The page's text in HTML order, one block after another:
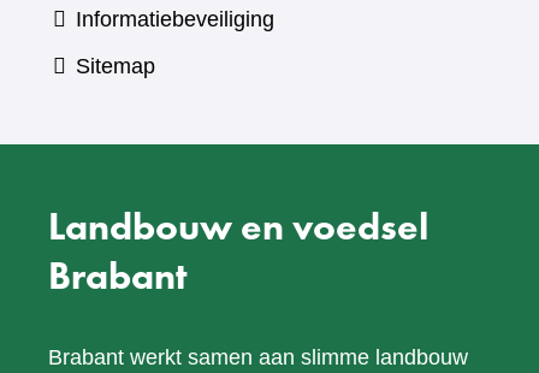
Informatiebeveiliging
Sitemap
Landbouw en voedsel
Brabant
Brabant werkt samen aan slimme landbouw